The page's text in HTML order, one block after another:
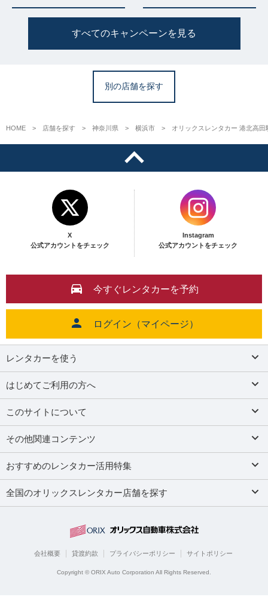
すべてのキャンペーンを見る
別の店舗を探す
HOME 店舗を探す 神奈川県 横浜市 オリックスレンタカー 港北高田
X
公式アカウントをチェック
Instagram
公式アカウントをチェック
今すぐレンタカーを予約
ログイン（マイページ）
レンタカーを使う
はじめてご利用の方へ
このサイトについて
その他関連コンテンツ
おすすめのレンタカー活用特集
全国のオリックスレンタカー店舗を探す
会社概要 貸渡約款 プライバシーポリシー サイトポリシー
Copyright © ORIX Auto Corporation All Rights Reserved.